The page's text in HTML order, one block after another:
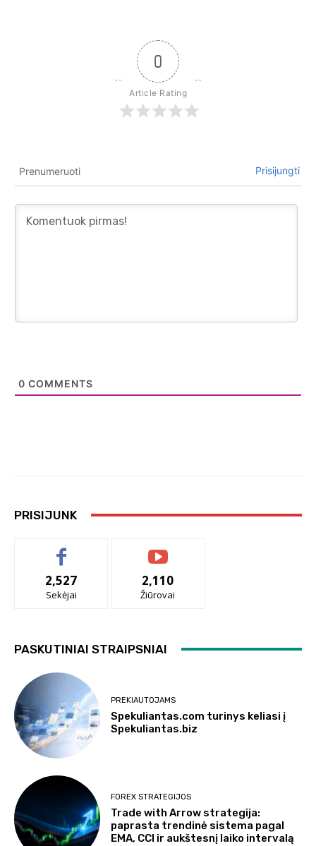
0
Article Rating
Prenumeruoti Prisijungti
0 COMMENTS
PRISIJUNK
2,527
Sekėjai
2,110
Žiūrovai
PASKUTINIAI STRAIPSNIAI
PREKIAUTOJAMS
Spekuliantas.com turinys keliasi į
Spekuliantas.biz
FOREX STRATEGIJOS
Trade with Arrow strategija:
paprasta trendinė sistema pagal
EMA, CCI ir aukštesnį laiko intervalą